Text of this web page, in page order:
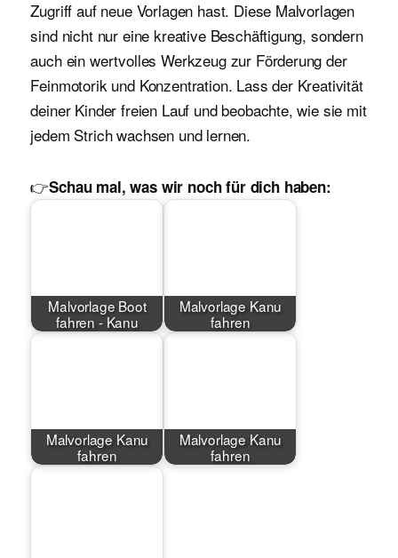
Zugriff auf neue Vorlagen hast. Diese Malvorlagen
sind nicht nur eine kreative Beschäftigung, sondern
auch ein wertvolles Werkzeug zur Förderung der
Feinmotorik und Konzentration. Lass der Kreativität
deiner Kinder freien Lauf und beobachte, wie sie mit
jedem Strich wachsen und lernen.
👉Schau mal, was wir noch für dich haben:
Malvorlage Boot
fahren - Kanu
Malvorlage Kanu
fahren
Malvorlage Kanu
fahren
Malvorlage Kanu
fahren